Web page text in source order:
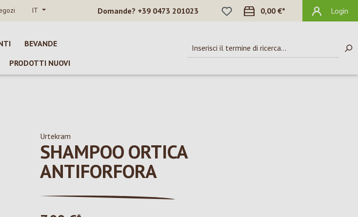
IT Domande? +39 0473 201023
HAI 0 ARTICOLI NELLA LISTA DEI
0,00 €* Login
BEVANDE
PRODOTTI NUOVI
Urtekram
SHAMPOO ORTICA
ANTIFORFORA